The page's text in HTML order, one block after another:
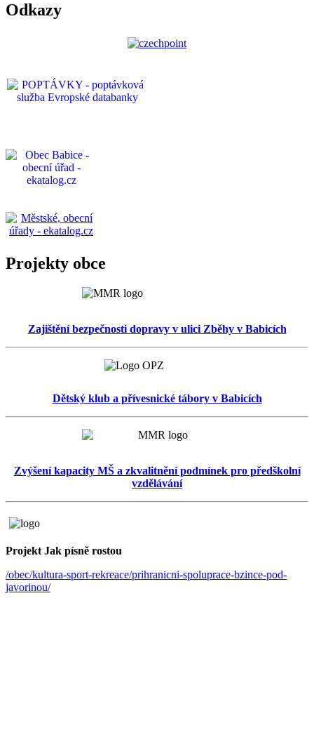
Odkazy
Projekty obce
Zajištění bezpečnosti dopravy v ulici Zběhy v Babicích
Dětský klub a přívesnické tábory v Babicích
Zvýšení kapacity MŠ a zkvalitnění podmínek pro předškolní
vzdělávání
Projekt Jak písně rostou
/obec/kultura-sport-rekreace/prihranicni-spoluprace-bzince-pod-
javorinou/